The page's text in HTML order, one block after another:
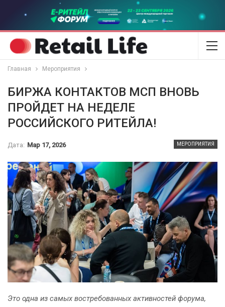
Главная Мероприятия
БИРЖА КОНТАКТОВ МСП ВНОВЬ
ПРОЙДЕТ НА НЕДЕЛЕ
РОССИЙСКОГО РИТЕЙЛА!
МЕРОПРИЯТИЯ
Дата: Мар 17, 2026
Это одна из самых востребованных активностей форума,